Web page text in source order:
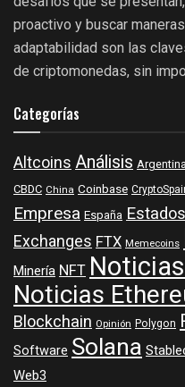
proactivo y buscar
adaptabilidad son las
de criptomonedas, sin
Categorías
AltcoinsAnálisis Argentina
CBDC China Coinbase
Empresa España
ExchangesFTX Memecoins
MineríaNFT
Noticias
Blockchain Opinión Polygon
SoftwareSolana
Web3